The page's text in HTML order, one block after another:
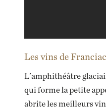
Les vins de
L'amphithéâtre
qui forme la petite
abrite les meilleurs